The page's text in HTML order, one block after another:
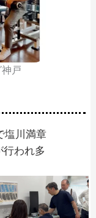
戸
塩川満章
行われ多